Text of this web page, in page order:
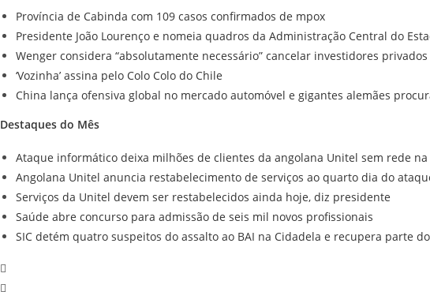
Província de Cabinda com 109 casos confirmados de mpox
Presidente João Lourenço e nomeia quadros da Administração Central do
Wenger considera “absolutamente necessário” cancelar investidores privados
‘Vozinha’ assina pelo Colo Colo do Chile
China lança ofensiva global no mercado automóvel e gigantes alemães
Destaques do Mês
Ataque informático deixa milhões de clientes da angolana Unitel sem rede
Angolana Unitel anuncia restabelecimento de serviços ao quarto dia do
Serviços da Unitel devem ser restabelecidos ainda hoje, diz presidente
Saúde abre concurso para admissão de seis mil novos profissionais
SIC detém quatro suspeitos do assalto ao BAI na Cidadela e recupera parte